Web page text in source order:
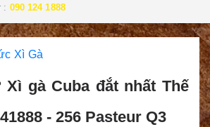
: 090 124 1888
Xì Gà
gà Cuba đắt nhất Thế
- 256 Pasteur Q3